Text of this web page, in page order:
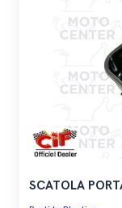
SCATOLA